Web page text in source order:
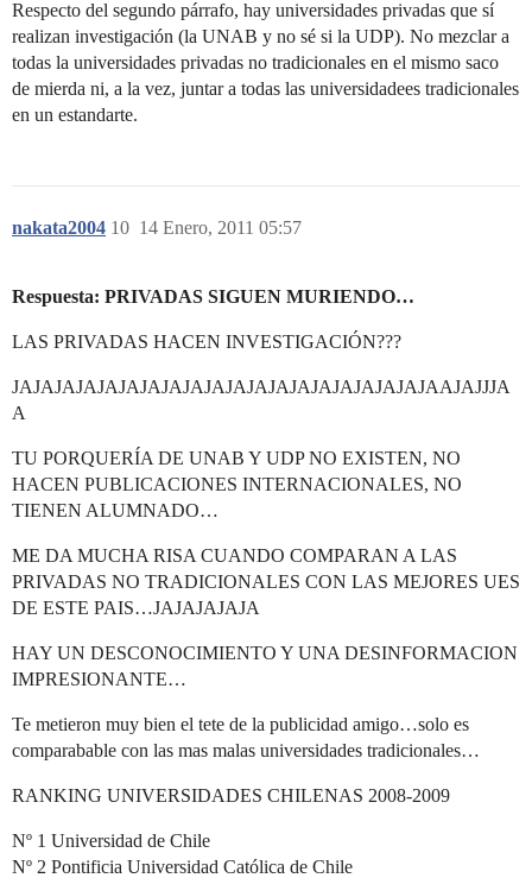
Respecto del segundo párrafo, hay universidades privadas que sí
realizan investigación (la UNAB y no sé si la UDP). No mezclar a
todas la universidades privadas no tradicionales en el mismo saco
de mierda ni, a la vez, juntar a todas las universidadees tradicionales
en un estandarte.
nakata2004 14 Enero, 2011 05:57
10
Respuesta: PRIVADAS SIGUEN MURIENDO…
LAS PRIVADAS HACEN INVESTIGACIÓN???
JAJAJAJAJAJAJAJAJAJAJAJAJAJAJAJAJAJAJAJAAJAJJJA
A
TU PORQUERÍA DE UNAB Y UDP NO EXISTEN, NO
HACEN PUBLICACIONES INTERNACIONALES, NO
TIENEN ALUMNADO…
ME DA MUCHA RISA CUANDO COMPARAN A LAS
PRIVADAS NO TRADICIONALES CON LAS MEJORES UES
DE ESTE PAIS…JAJAJAJAJA
HAY UN DESCONOCIMIENTO Y UNA DESINFORMACION
IMPRESIONANTE…
Te metieron muy bien el tete de la publicidad amigo…solo es
comparabable con las mas malas universidades tradicionales…
RANKING UNIVERSIDADES CHILENAS 2008-2009
Nº 1 Universidad de Chile
Nº 2 Pontificia Universidad Católica de Chile